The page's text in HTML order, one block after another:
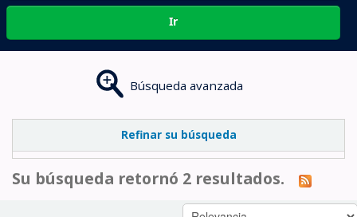
Ir
Búsqueda avanzada
Refinar su búsqueda
Su búsqueda retornó 2 resultados.